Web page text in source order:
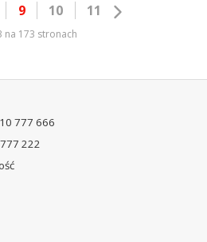
9 10 11
na 173 stronach
777 666
222